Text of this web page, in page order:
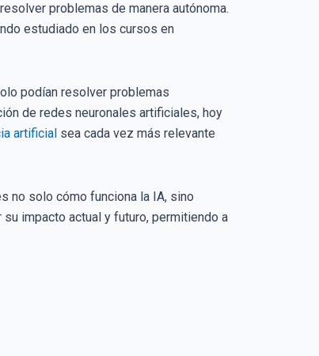
problemas de manera autónoma.
estudiado en los cursos en
podían resolver problemas
de redes neuronales artificiales, hoy
artificial sea cada vez más relevante
no solo cómo funciona la IA, sino
impacto actual y futuro, permitiendo a